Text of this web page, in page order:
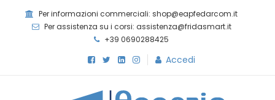
Per informazioni commerciali: shop@eapfedarcom.it
Per assistenza su i corsi: assistenza@fridasmart.it
+39 0690288425
Accedi